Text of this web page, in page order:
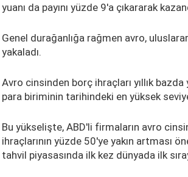
yuanı da payını yüzde 9'a çıkararak
Genel durağanlığa rağmen avro,
yakaladı.
Avro cinsinden borç ihraçları yıllık
para biriminin tarihindeki en yüksek
Bu yükselişte, ABD'li firmaların avro
ihraçlarının yüzde 50'ye yakın artması
tahvil piyasasında ilk kez dünyada ilk